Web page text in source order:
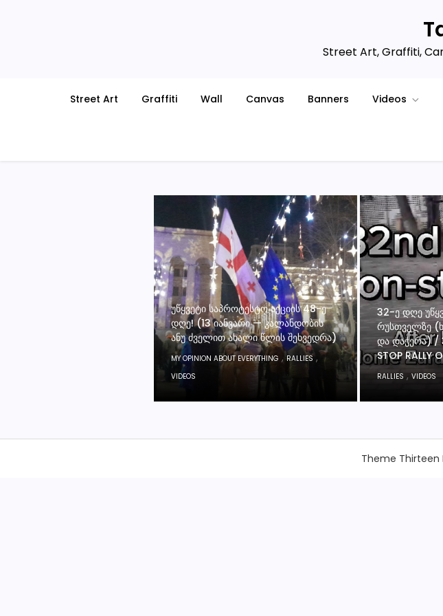
Street Art, Graffiti,
Street Art Graffiti Wall Canvas Banners Videos
ᲣᲬᲧᲕᲔᲢᲘ ᲡᲐᲞᲠᲝᲢᲔᲡᲢᲝ ᲐᲥᲪᲘᲘᲡ 48-Ე
ᲓᲦᲔ! (13 ᲘᲐᲜᲕᲐᲠᲘ — ᲙᲐᲚᲐᲜᲓᲝᲑᲘᲡ
ᲐᲜᲣ ᲫᲕᲔᲚᲘᲗ ᲐᲮᲐᲚᲘ ᲬᲚᲘᲡ ᲨᲔᲮᲕᲔᲓᲠᲐ)
MY OPINION ABOUT EVERYTHING ,RALLIES,
VIDEOS
32-Ე ᲓᲦᲔ
ᲠᲣᲡᲗᲕᲔᲚᲖᲔ
ᲓᲐ ᲓᲐᲭᲔᲠᲐ) /
STOP RALLY
RALLIES,VIDEOS
Theme Thirteen